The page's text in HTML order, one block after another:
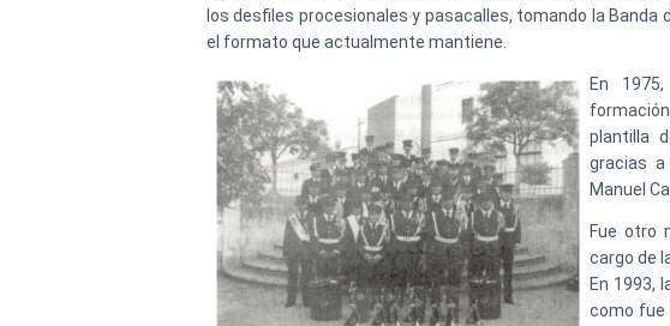
los desfiles procesionales y pasacalles, tomando la
el formato que actualmente mantiene.
En
plantilla
gracias a
Manuel
Fue otro
cargo de
En 1993,
como fue